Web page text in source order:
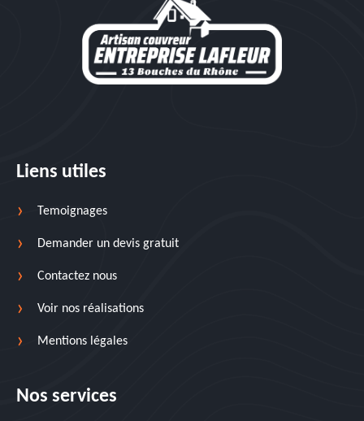
Liens utiles
Temoignages
Demander un devis gratuit
Contactez nous
Voir nos réalisations
Mentions légales
Nos services